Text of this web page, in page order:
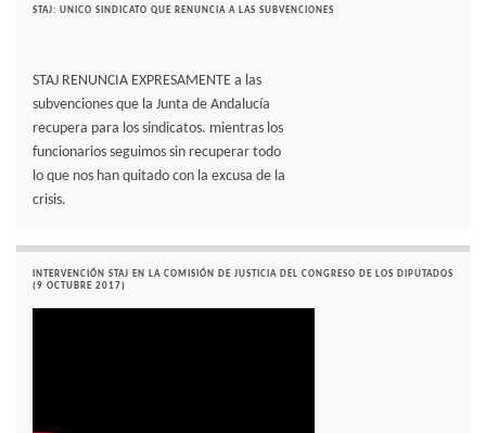
STAJ: UNICO SINDICATO QUE RENUNCIA A LAS SUBVENCIONES
STAJ RENUNCIA EXPRESAMENTE a las
subvenciones que la Junta de Andalucía
recupera para los sindicatos. mientras los
funcionarios seguimos sin recuperar todo
lo que nos han quitado con la excusa de la
crisis.
INTERVENCIÓN STAJ EN LA COMISIÓN DE JUSTICIA DEL CONGRESO DE LOS DIPUTADOS
(9 OCTUBRE 2017)